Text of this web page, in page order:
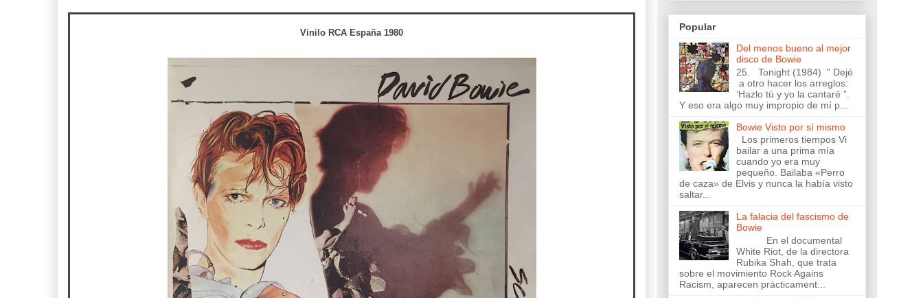
Vinilo RCA España 1980
Popular
Del menos bueno al mejor
disco de Bowie
25. Tonight (1984) " Dejé
a otro hacer los arreglos:
‘Hazlo tú y yo la cantaré ”.
Y eso era algo muy impropio de mí p...
Bowie Visto por sí mismo
Los primeros tiempos Vi
bailar a una prima mía
cuando yo era muy
pequeño. Bailaba «Perro
de caza» de Elvis y nunca la había visto
saltar...
La falacia del fascismo de
Bowie
En el documental
White Riot, de la directora
Rubika Shah, que trata
sobre el movimiento Rock Agains
Racism, aparecen prácticament...